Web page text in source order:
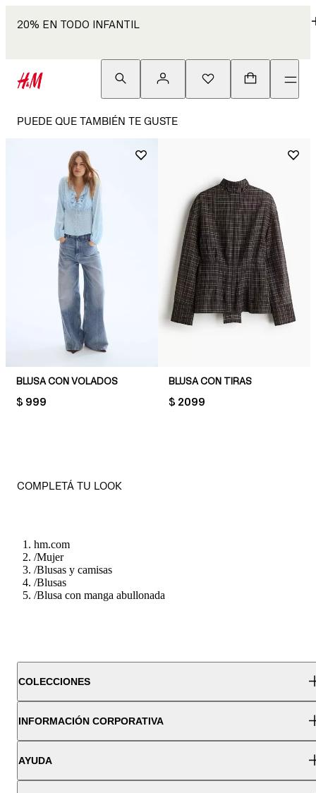
20% EN TODO INFANTIL
PUEDE QUE TAMBIÉN TE GUSTE
BLUSA CON VOLADOS
PRICE:
$ 999
BLUSA CON TIRAS
PRICE:
$ 2099
COMPLETÁ TU LOOK
hm.com
/Mujer
/Blusas y camisas
/Blusas
/Blusa con manga abullonada
COLECCIONES
INFORMACIÓN CORPORATIVA
AYUDA